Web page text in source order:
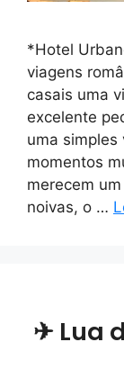
*Hotel
viagens
casais uma
excelente
uma simples
momentos
merecem
noivas, o …
✈ Lua